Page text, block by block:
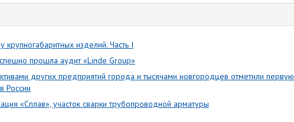
изделий. Часть I
прошла аудит «Linde Group»
других предприятий города и тысячами новгородцев отметили первую
России
«Сплав», участок сварки трубопроводной арматуры